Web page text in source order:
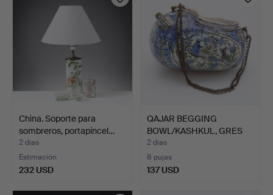
China. Soporte para
sombreros, portapincel…
2 días
Estimación
232 USD
QAJAR BEGGING
BOWL/KASHKUL, GRES
ESMALTADO…
2 días
8 pujas
137 USD